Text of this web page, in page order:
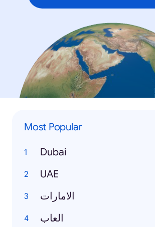
Most Popular
Dubai
UAE
الامارات
العاب